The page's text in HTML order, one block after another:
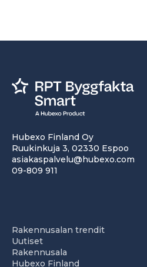
Hubexo Finland Oy
Ruukinkuja 3, 02330 Espoo
asiakaspalvelu@hubexo.com
09-809 911
Rakennusalan trendit
Uutiset
Rakennusala
Hubexo Finland